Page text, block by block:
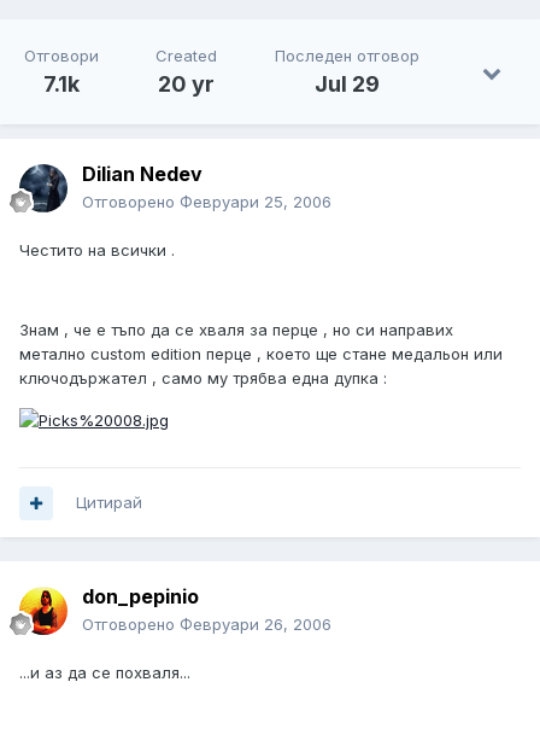
Отговори
7.1k
Created
20 yr
Последен отговор
Jul 29
Dilian Nedev
Отговорено Февруари 25, 2006
Честито на всички .
Знам , че е тъпо да се хваля за перце , но си направих
метално custom edition перце , което ще стане медальон или
ключодържател , само му трябва една дупка :
Цитирай
don_pepinio
Отговорено Февруари 26, 2006
...и аз да се похваля...